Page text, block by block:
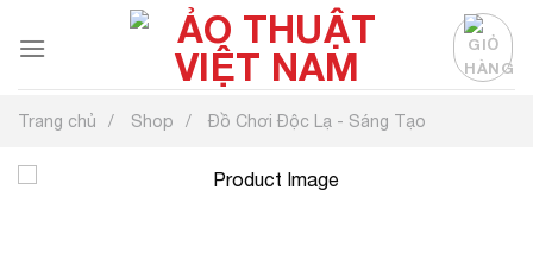
đến
Trang chủ Shop Đồ Chơi Độc Lạ - Sáng Tạo